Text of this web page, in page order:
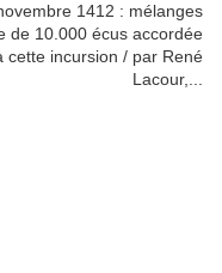
1412 : mélanges
de 10.000 écus accordée
cette incursion / par René
Lacour,...